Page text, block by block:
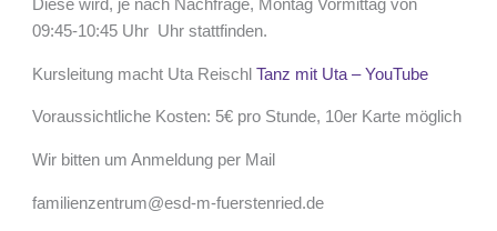
Diese wird, je nach Nachfrage, Montag Vormittag von
09:45-10:45 Uhr Uhr stattfinden.
Kursleitung macht Uta ReischlTanz mit Uta – YouTube
Voraussichtliche Kosten: 5€ pro Stunde, 10er Karte möglich
Wir bitten um Anmeldung per Mail
familienzentrum@esd-m-fuerstenried.de